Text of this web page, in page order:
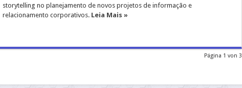
storytelling no planejamento de novos projetos de informação e
relacionamento corporativos. Leia Mais »
Página 1 von 3